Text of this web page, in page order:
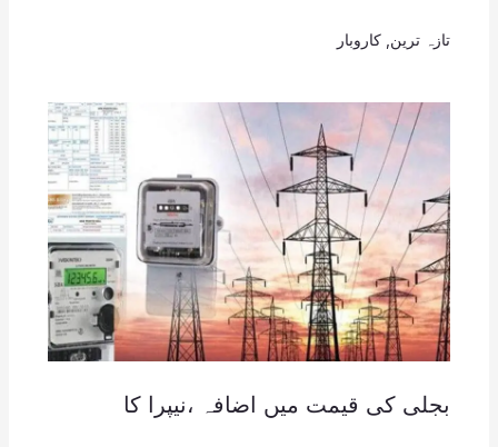
تازہ ترین کاروبار
بجلی کی قیمت میں اضافہ ،نیپرا کا